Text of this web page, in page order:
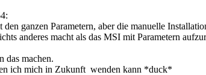
ganzen Parametern, aber die manuelle
anderes macht als das MSI mit Parametern
das machen.
ich mich in Zukunft wenden kann *duck*